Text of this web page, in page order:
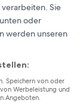
Mehr
Sie
oder
werden unseren
Speichern von oder
Werbeleistung und
Angeboten.